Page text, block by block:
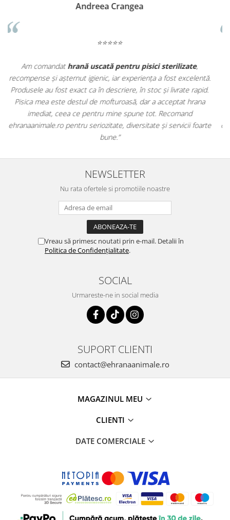
Madalina Stancea
⭐⭐⭐⭐⭐
Apreciez foarte mult faptul că peehranaanimale.rogăsesc nu
doar hrană, ci și produse dinfarmacia veterinară:
antiparazitare, suplimente și soluții de îngrijire. Este foarte
comod să pot comanda tot ce am nevoie pentru animalul meu
dintr-un singur loc. Livrarea a fost rapidă, iar produsele au fost
originale și în termen. Magazin serios, bine organizat și foarte util
pentru orice stăpân de animale.
NEWSLETTER
Nu rata ofertele si promotiile noastre
Vreau să primesc noutati prin e-mail. Detalii în
Politica de Confidențialitate.
SOCIAL
Urmareste-ne in social media
SUPORT CLIENTI
contact@ehranaanimale.ro
MAGAZINUL MEU
CLIENTI
DATE COMERCIALE